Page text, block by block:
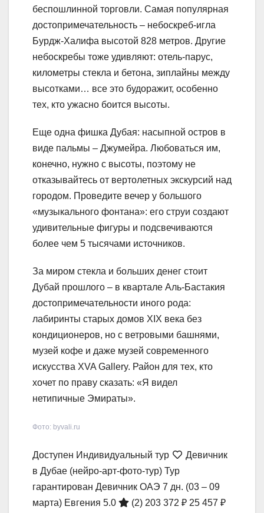
беспошлинной торговли. Самая популярная
достопримечательность – небоскреб-игла
Бурдж-Халифа высотой 828 метров. Другие
небоскребы тоже удивляют: отель-парус,
километры стекла и бетона, зиплайны между
высотками… все это будоражит, особенно
тех, кто ужасно боится высоты.
Еще одна фишка Дубая: насыпной остров в
виде пальмы – Джумейра. Любоваться им,
конечно, нужно с высоты, поэтому не
отказывайтесь от вертолетных экскурсий над
городом. Проведите вечер у большого
«музыкального фонтана»: его струи создают
удивительные фигуры и подсвечиваются
более чем 5 тысячами источников.
За миром стекла и больших денег стоит
Дубай прошлого – в квартале Аль-Бастакия
достопримечательности иного рода:
лабиринты старых домов XIX века без
кондиционеров, но с ветровыми башнями,
музей кофе и даже музей современного
искусства XVA Gallery. Район для тех, кто
хочет по праву сказать: «Я видел
нетипичные Эмираты».
Фото: byvali.ru
Доступен Индивидуальный тур
Девичник
в Дубае (нейро-арт-фото-тур) Тур
гарантирован Девичник ОАЭ 7 дн. (03 – 09
марта) Евгения 5.0 (2) 203 372 ₽ 25 457 ₽